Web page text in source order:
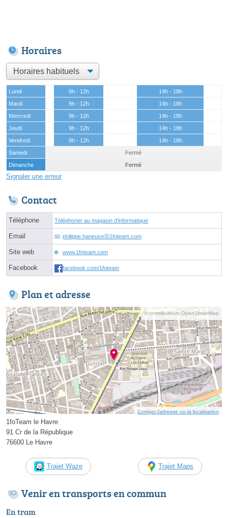
Horaires
Lundi 9h - 12h
14h - 18h
Mardi
9h - 12h
14h - 18h
Mercredi
9h - 12h
14h - 18h
Jeudi
9h - 12h
14h - 18h
Vendredi
9h - 12h
14h - 18h
Samedi
Fermé
Dimanche
Fermé
Signaler une erreur
Contact
Téléphone Téléphoner au magasin d'informatique
Email philippe.haneuseⓐ1foteam.com
Site web www.1foteam.com
Facebook facebook.com/1foteam
Plan et adresse
© contributeurs OpenStreetMap
Corriger l’adresse ou la localisation
1foTeam le Havre
91 Cr de la République
76600 Le Havre
Trajet Waze Trajet Maps
Venir en transports en commun
En tram